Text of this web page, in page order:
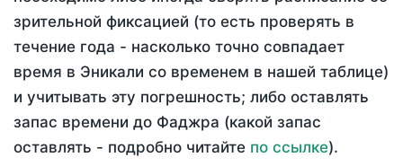
зрительной фиксацией (то есть проверять в
течение года - насколько точно совпадает
время в Эникали со временем в нашей таблице)
и учитывать эту погрешность; либо оставлять
запас времени до Фаджра (какой запас
оставлять - подробно читайте по ссылке).